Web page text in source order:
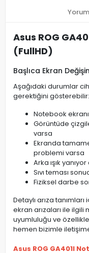
Asus ROG
(FullHD)
Başlıca Ekran
Aşağıdaki durumlar
gerektiğini gösterebilir:
Notebook
Görüntüde
varsa
Ekranda
problemi varsa
Arka ışık
Sıvı teması
Fiziksel darbe
Detaylı arıza
ekran arızaları ile
uyumluluğu ve
hemen bizimle
Asus ROG GA401I